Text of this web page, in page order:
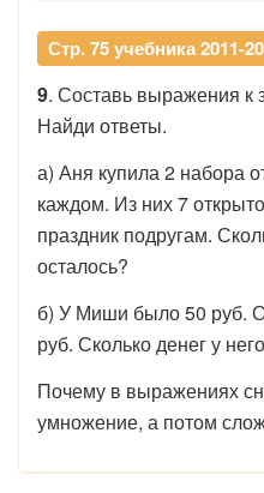
Стр. 75 учебника 2011-
9. Составь выражения к
Найди ответы.
а) Аня купила 2 набора
каждом. Из них 7
праздник подругам.
осталось?
б) У Миши было 50 руб.
руб. Сколько денег у
Почему в выражениях
умножение, а потом